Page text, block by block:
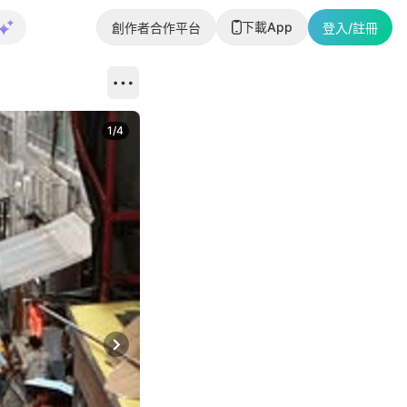
創作者合作平台 下載App 登入/註冊
Next slide
1/4